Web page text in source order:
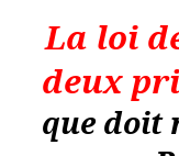
La loi
deux
que doit